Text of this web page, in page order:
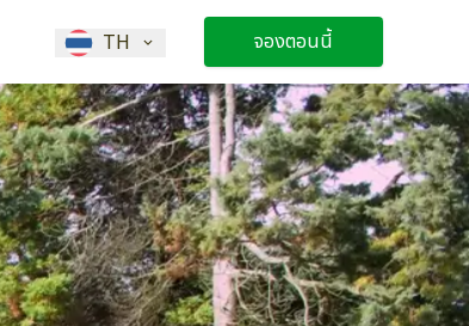
TH จองตอนนี้